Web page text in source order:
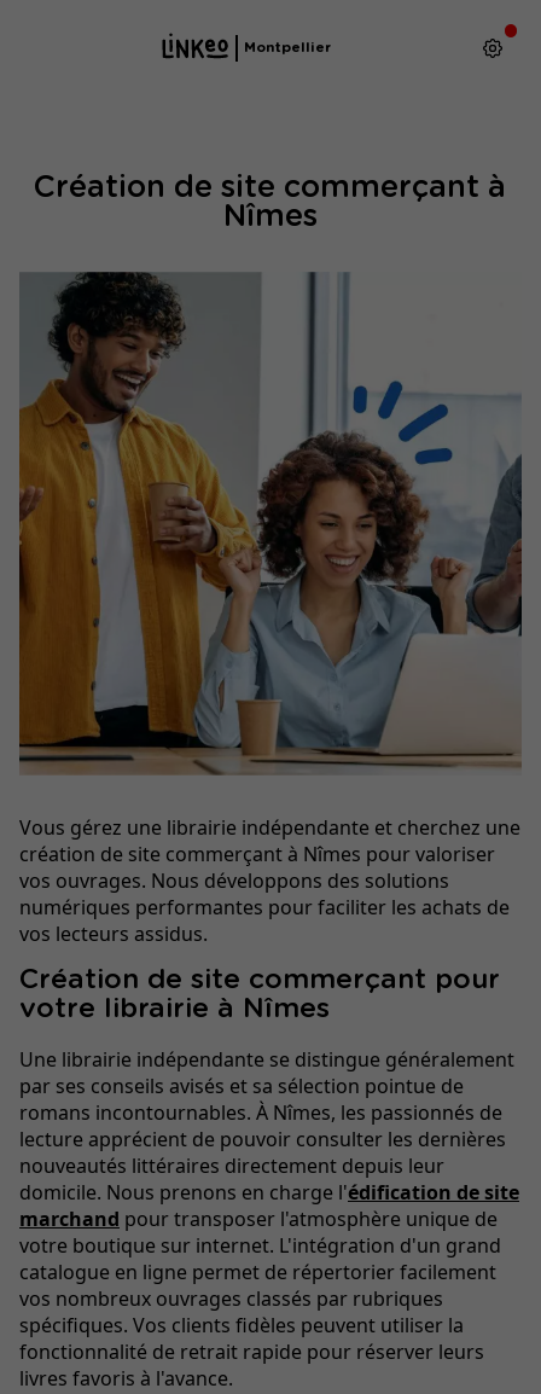
Montpellier
Création de site commerçant à
Nîmes
Vous gérez une librairie indépendante et cherchez une
création de site commerçant à Nîmes pour valoriser
vos ouvrages. Nous développons des solutions
numériques performantes pour faciliter les achats de
vos lecteurs assidus.
Création de site commerçant pour
votre librairie à Nîmes
Une librairie indépendante se distingue généralement
par ses conseils avisés et sa sélection pointue de
romans incontournables. À Nîmes, les passionnés de
lecture apprécient de pouvoir consulter les dernières
nouveautés littéraires directement depuis leur
domicile. Nous prenons en charge l'édification de site
marchand pour transposer l'atmosphère unique de
votre boutique sur internet. L'intégration d'un grand
catalogue en ligne permet de répertorier facilement
vos nombreux ouvrages classés par rubriques
spécifiques. Vos clients fidèles peuvent utiliser la
fonctionnalité de retrait rapide pour réserver leurs
livres favoris à l'avance.